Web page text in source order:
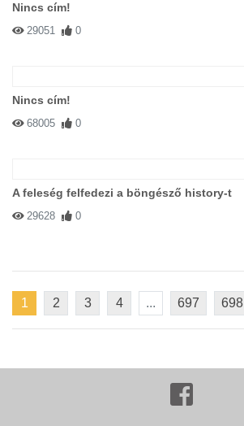
Nincs cím!
29051 0
Nincs cím!
68005 0
A feleség felfedezi a böngésző history-t
29628 0
1 2 3 4 ... 697 698